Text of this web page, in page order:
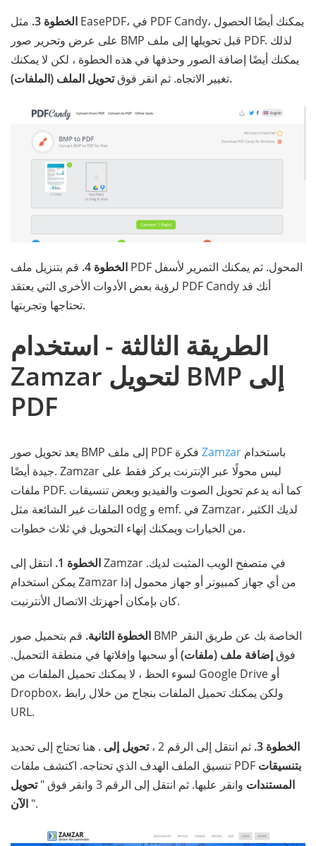
الخطوة 3.
مثل EasePDF، في PDF Candy، يمكنك أيضًا الحصول
على عرض وتحرير صور BMP قبل تحويلها إلى ملف PDF. لذلك
يمكنك أيضًا إضافة الصور وحذفها في هذه الخطوة ، لكن لا يمكنك
تغيير الاتجاه. ثم انقر فوقتحويل الملف (الملفات).
الخطوة 4.
قم بتنزيل ملف PDF المحول. ثم يمكنك التمرير لأسفل
لرؤية بعض الأدوات الأخرى التي يعتقد PDF Candy أنك قد
تحتاجها وتجربتها.
الطريقة الثالثة - استخدام
Zamzar لتحويل BMP إلى
PDF
يعد تحويل صور BMP إلى ملف PDF باستخدام Zamzar فكرة
جيدة أيضًا. Zamzar ليس محولًا عبر الإنترنت يركز فقط على
ملفات PDF. كما أنه يدعم تحويل الصوت والفيديو وبعض تنسيقات
الملفات غير الشائعة مثل odg و emf. في Zamzar، لديك الكثير
من الخيارات ويمكنك إنهاء التحويل في ثلاث خطوات.
الخطوة 1.
انتقل إلى Zamzar في متصفح الويب المثبت لديك.
يمكن استخدام Zamzar من أي جهاز كمبيوتر أو جهاز محمول إذا
كان بإمكان أجهزتك الاتصال الأنترنيت.
الخطوة الثانية. قم بتحميل صور BMP الخاصة بك عن طريق النقر
فوقإضافة ملف (ملفات)أو سحبها وإفلاتها في منطقة التحميل.
لسوء الحظ ، لا يمكنك تحميل الملفات من Google Drive أو
Dropbox، ولكن يمكنك تحميل الملفات بنجاح من خلال رابط
URL.
الخطوة 3. ثم انتقل إلى الرقم 2 ، تحويل إلى . هنا تحتاج إلى تحديد
تنسيق الملف الهدف الذي تحتاجه. اكتشف ملفات PDF بتنسيقات
المستندات وانقر عليها. ثم انتقل إلى الرقم 3 وانقر فوق "
تحويل
الآن ".